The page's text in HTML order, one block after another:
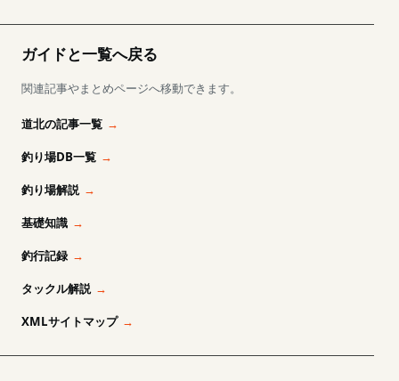
ガイドと一覧へ戻る
関連記事やまとめページへ移動できます。
道北の記事一覧
釣り場DB一覧
釣り場解説
基礎知識
釣行記録
タックル解説
XMLサイトマップ